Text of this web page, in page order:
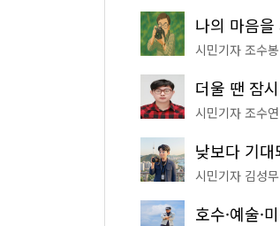
시민기자 조수봉
시민기자 조수연
시민기자 김성무